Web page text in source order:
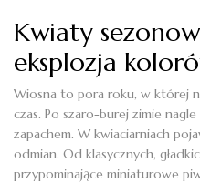
Kwiaty
eksplozja
Wiosna to pora roku, w której
czas. Po szaro-burej zimie
zapachem. W kwiaciarniach
odmian. Od klasycznych,
przypominające miniaturowe